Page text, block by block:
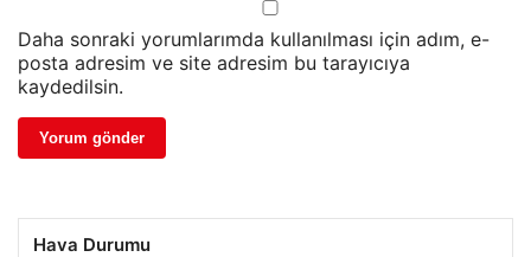
Daha sonraki yorumlarımda kullanılması için adım, e-
posta adresim ve site adresim bu tarayıcıya
kaydedilsin.
Hava Durumu